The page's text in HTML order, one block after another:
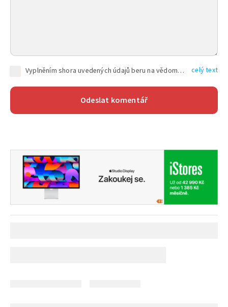
Vyplněním shora uvedených údajů beru na vědomí, že společnost TEXT FACTORY s.r.o., sídlem Brno, Durďákova 336/29, Černá Pole, PSČ: 613 00, IČ: 06157831, zapsané u Krajského soudu v Brně, oddíl C, vložka 100399, bude zpracovávat mé osobní údaje uvedené v rámci mnou vyplněného registračního formuláře na základě oprávněných zájmů TEXT FACTORY s.r.o. dle čl. 6 odst. 1 písm. f) GDPR a pro splnění právních povinností (čl. 6 odst. 1 písm. c) GDPR), a to pro tyto účely: nezbytnost zajistit oprávnění návštěvníka webových stránek provozovaných společností TEXT FACTORY s.r.o. přispívat aktivně ke zveřejněným článkům nebo v rámci diskusních fór a výkon práv TEXT FACTORY s.r.o. jako administrátora těchto diskusních fór. Více informací o zpracování osobních údajů a právech lze nalézt v celý text